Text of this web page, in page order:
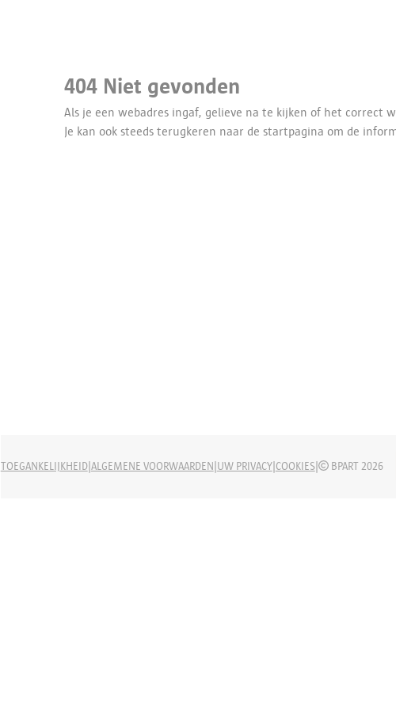
404 Niet gevonden
Als je een webadres ingaf, gelieve na te kijken of het correct
Je kan ook steeds terugkeren naar de startpagina om de
TOEGANKELIJKHEID| ALGEMENE VOORWAARDEN UW PRIVACY| COOKIES| BPART 2026